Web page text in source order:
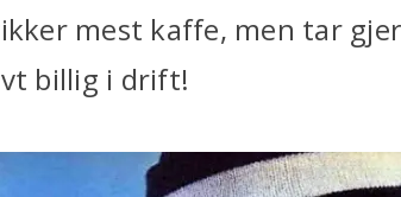
mest kaffe, men tar
billig i drift!